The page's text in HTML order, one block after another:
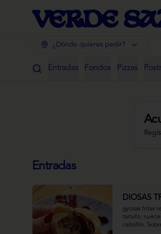
¿Dónde quieres pedir?
Entradas Fondos Pizzas
Entradas
DIOSAS
gyosas fritas
tartufo,
cebollín.